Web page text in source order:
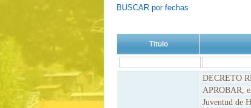
BUSCAR por fechas
Titulo
DECRETO
APROBAR,
Juventud de